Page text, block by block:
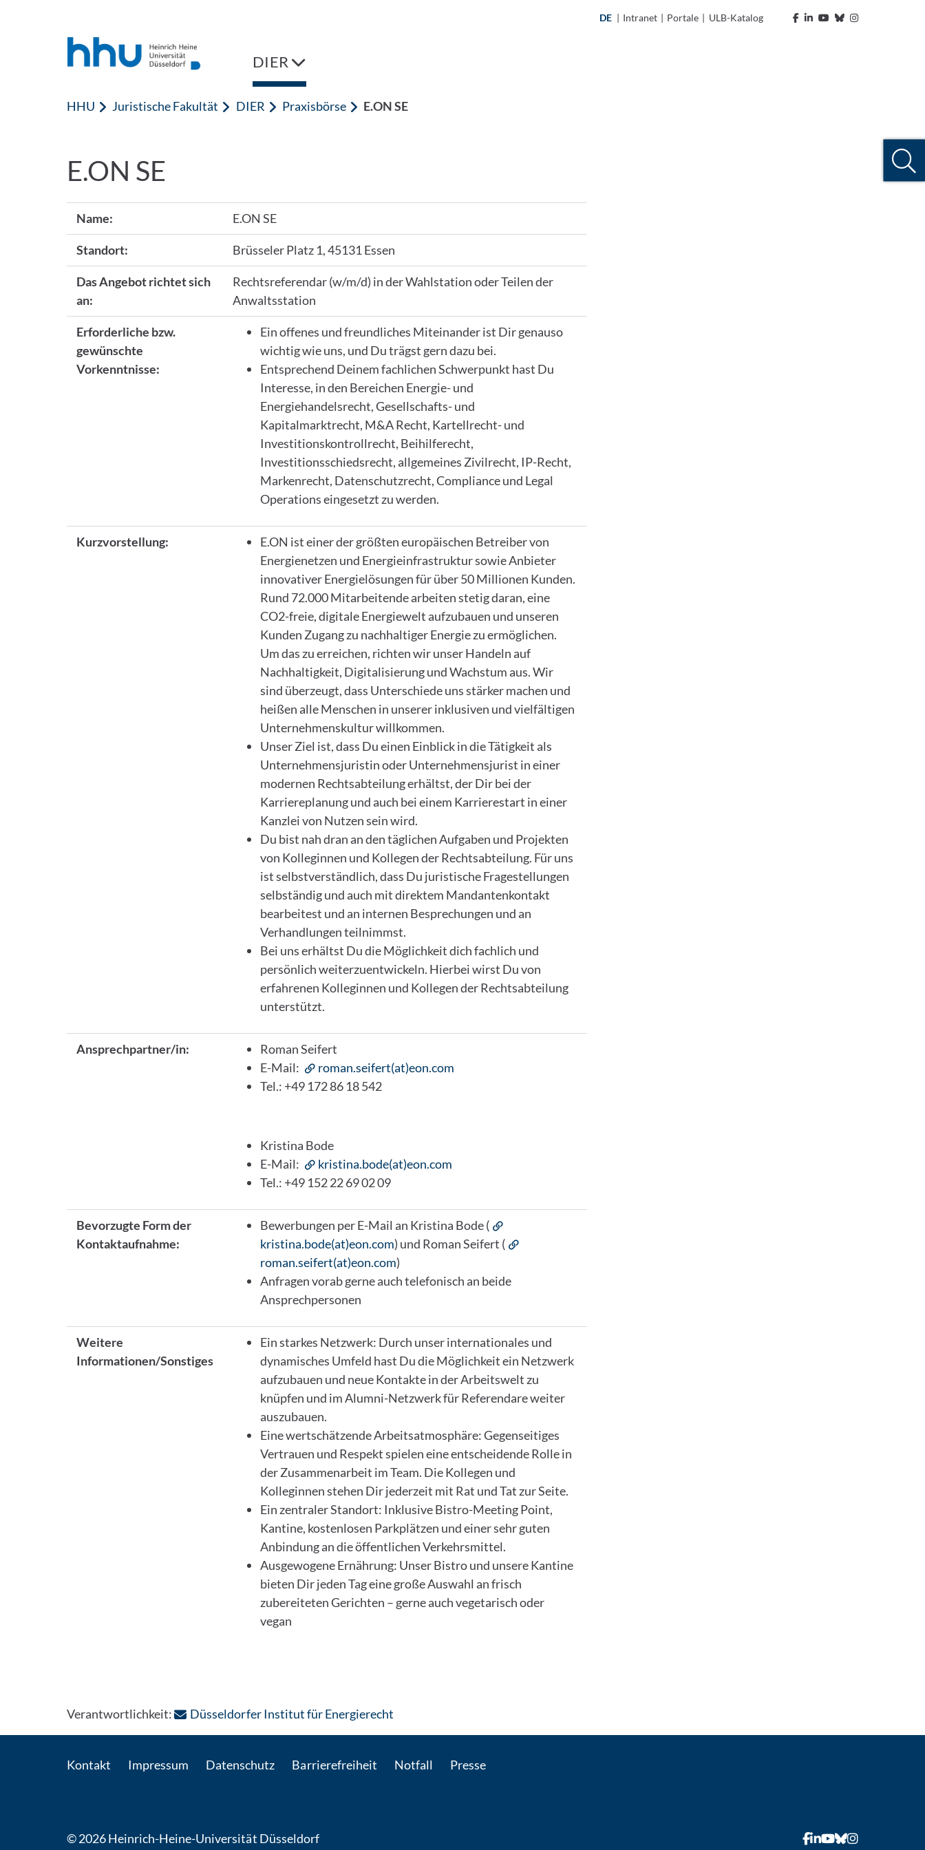
DE | Intranet | Portale | ULB-Katalog
DIER
HHU Juristische Fakultät DIER Praxisbörse E.ON SE
E.ON SE
Name: E.ON SE
Standort: Brüsseler Platz 1, 45131 Essen
Das Angebot richtet sich
an:
Rechtsreferendar (w/m/d) in der Wahlstation oder Teilen der
Anwaltsstation
Erforderliche bzw.
gewünschte
Vorkenntnisse:
Ein offenes und freundliches Miteinander ist Dir genauso
wichtig wie uns, und Du trägst gern dazu bei.
Entsprechend Deinem fachlichen Schwerpunkt hast Du
Interesse, in den Bereichen Energie- und
Energiehandelsrecht, Gesellschafts- und
Kapitalmarktrecht, M&A Recht, Kartellrecht- und
Investitionskontrollrecht, Beihilferecht,
Investitionsschiedsrecht, allgemeines Zivilrecht, IP-Recht,
Markenrecht, Datenschutzrecht, Compliance und Legal
Operations eingesetzt zu werden.
Kurzvorstellung:
E.ON ist einer der größten europäischen Betreiber von
Energienetzen und Energieinfrastruktur sowie Anbieter
innovativer Energielösungen für über 50 Millionen Kunden.
Rund 72.000 Mitarbeitende arbeiten stetig daran, eine
CO2-freie, digitale Energiewelt aufzubauen und unseren
Kunden Zugang zu nachhaltiger Energie zu ermöglichen.
Um das zu erreichen, richten wir unser Handeln auf
Nachhaltigkeit, Digitalisierung und Wachstum aus. Wir
sind überzeugt, dass Unterschiede uns stärker machen und
heißen alle Menschen in unserer inklusiven und vielfältigen
Unternehmenskultur willkommen.
Unser Ziel ist, dass Du einen Einblick in die Tätigkeit als
Unternehmensjuristin oder Unternehmensjurist in einer
modernen Rechtsabteilung erhältst, der Dir bei der
Karriereplanung und auch bei einem Karrierestart in einer
Kanzlei von Nutzen sein wird.
Du bist nah dran an den täglichen Aufgaben und Projekten
von Kolleginnen und Kollegen der Rechtsabteilung. Für uns
ist selbstverständlich, dass Du juristische Fragestellungen
selbständig und auch mit direktem Mandantenkontakt
bearbeitest und an internen Besprechungen und an
Verhandlungen teilnimmst.
Bei uns erhältst Du die Möglichkeit dich fachlich und
persönlich weiterzuentwickeln. Hierbei wirst Du von
erfahrenen Kolleginnen und Kollegen der Rechtsabteilung
unterstützt.
Ansprechpartner/in:
Roman Seifert
E-Mail:
roman.seifert(at)eon.com
Tel.: +49 172 86 18 542
Kristina Bode
E-Mail:
kristina.bode(at)eon.com
Tel.: +49 152 22 69 02 09
Bevorzugte Form der
Kontaktaufnahme:
Bewerbungen per E-Mail an Kristina Bode (
kristina.bode(at)eon.com) und Roman Seifert (
roman.seifert(at)eon.com)
Anfragen vorab gerne auch telefonisch an beide
Ansprechpersonen
Weitere
Informationen/Sonstiges
Ein starkes Netzwerk: Durch unser internationales und
dynamisches Umfeld hast Du die Möglichkeit ein Netzwerk
aufzubauen und neue Kontakte in der Arbeitswelt zu
knüpfen und im Alumni-Netzwerk für Referendare weiter
auszubauen.
Eine wertschätzende Arbeitsatmosphäre: Gegenseitiges
Vertrauen und Respekt spielen eine entscheidende Rolle in
der Zusammenarbeit im Team. Die Kollegen und
Kolleginnen stehen Dir jederzeit mit Rat und Tat zur Seite.
Ein zentraler Standort: Inklusive Bistro-Meeting Point,
Kantine, kostenlosen Parkplätzen und einer sehr guten
Anbindung an die öffentlichen Verkehrsmittel.
Ausgewogene Ernährung: Unser Bistro und unsere Kantine
bieten Dir jeden Tag eine große Auswahl an frisch
zubereiteten Gerichten – gerne auch vege­tarisch oder
vegan
Verantwortlichkeit: Düsseldorfer Institut für Energierecht: Per E-Mail kontaktieren
Kontakt Impressum Datenschutz Barrierefreiheit Notfall Presse
© 2026 Heinrich-Heine-Universität Düsseldorf